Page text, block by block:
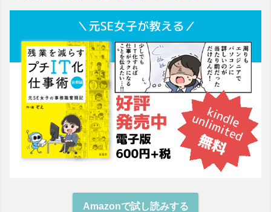
Amazonで試し読みする